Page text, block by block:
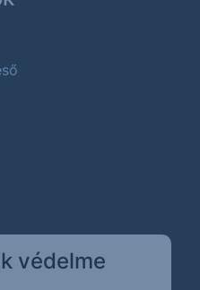
védelme